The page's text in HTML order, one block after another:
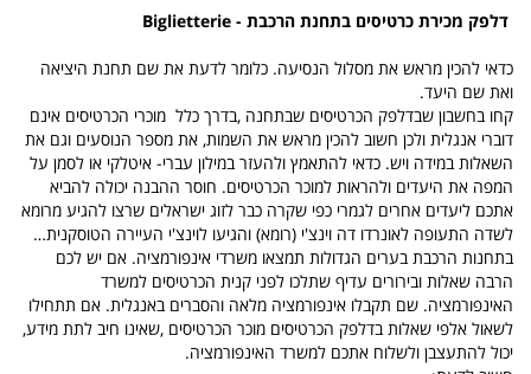
דלפק מכירת כרטיסים בתחנת הרכבת -
Biglietterie
כדאי להכין מראש את מסלול הנסיעה. כלומר לדעת את שם תחנת היציאה
ואת שם היעד.
קחו בחשבון שבדלפק הכרטיסים שבתחנה ,בדרך כלל מוכרי הכרטיסים אינם
דוברי אנגלית ולכן חשוב להכין מראש את השמות, את מספר הנוסעים וגם את
השאלות במידה ויש. כדאי להתאמץ ולהעזר במילון עברי- איטלקי או לסמן על
המפה את היעדים ולהראות למוכר הכרטיסים. חוסר ההבנה יכולה להביא
אתכם ליעדים אחרים לגמרי כפי שקרה כבר לזוג ישראלים שרצו להגיע מרומא
לשדה התעופה לאונרדו דה וינצ'י (רומא) והגיעו לוינצ'י העיירה הטוסקנית…
בתחנות הרכבת בערים הגדולות תמצאו משרדי אינפורמציה. אם יש לכם
הרבה שאלות ובירורים עדיף שתלכו לפני קנית הכרטיסים למשרד
האינפורמציה. שם תקבלו אינפורמציה מלאה והסברים באנגלית. אם תתחילו
לשאול אלפי שאלות בדלפק הכרטיסים מוכר הכרטיסים ,שאינו חיב לתת מידע,
יכול להתעצבן ולשלוח אתכם למשרד האינפורמציה.